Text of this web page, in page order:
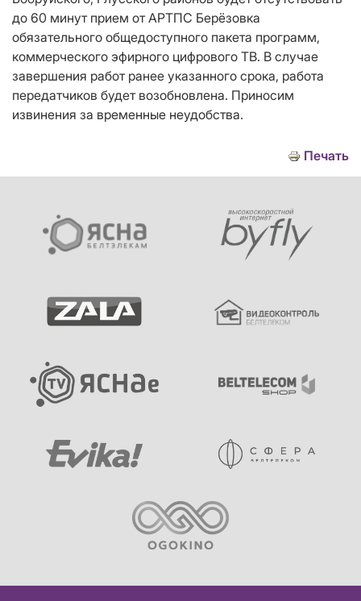
до 60 минут прием от АРТПС Берёзовка
обязательного общедоступного пакета программ,
коммерческого эфирного цифрового ТВ. В случае
завершения работ ранее указанного срока, работа
передатчиков будет возобновлена. Приносим
извинения за временные неудобства.
Печать